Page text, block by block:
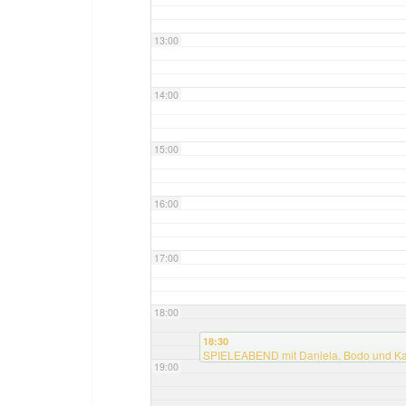
13:00
14:00
15:00
16:00
17:00
18:00
19:00
18:30
SPIELEABEND mit Daniela, Bodo und